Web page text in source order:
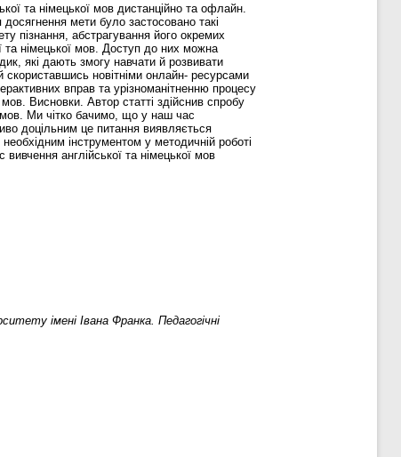
та німецької мов дистанційно та офлайн.
мети було застосовано такі
пізнання, абстрагування його окремих
та німецької мов. Доступ до них можна
які дають змогу навчати й розвивати
новітніми онлайн- ресурсами
вправ та урізноманітненню процесу
Висновки. Автор статті здійснив спробу
мов. Ми чітко бачимо, що у наш час
доцільним це питання виявляється
інструментом у методичній роботі
англійської та німецької мов
імені Івана Франка. Педагогічні